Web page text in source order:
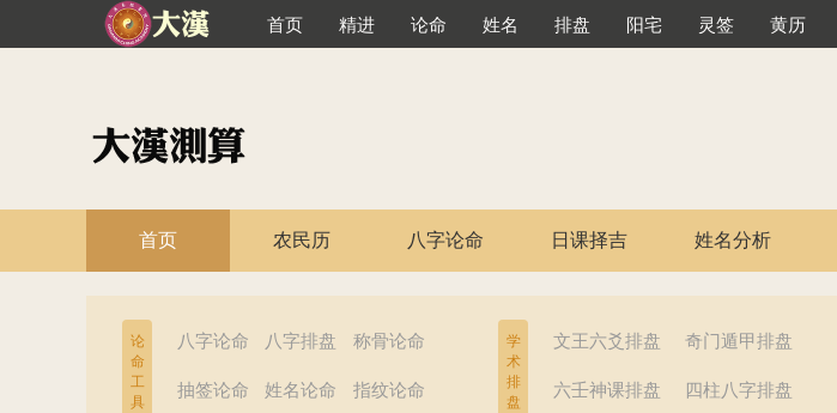
首页 精进 论命 姓名 排盘 阳宅 灵签 黄历
首页 农民历 八字论命 日课择吉 姓名分析
论
命
工
具
八字论命 八字排盘 称骨论命
抽签论命 姓名论命 指纹论命
学
术
排
盘
文王六爻排盘 奇门遁甲排盘
六壬神课排盘 四柱八字排盘